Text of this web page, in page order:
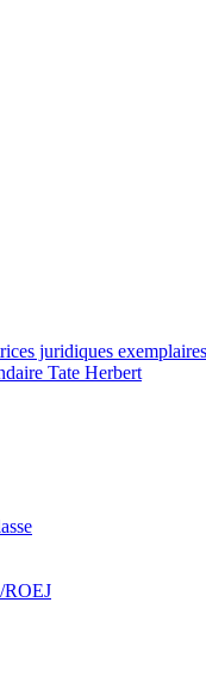
juridiques
Tate Herbert
ROEJ